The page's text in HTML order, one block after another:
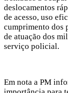
deslocamentos
de acesso, uso
cumprimento dos
de atuação dos
serviço policial.
Em nota a PM